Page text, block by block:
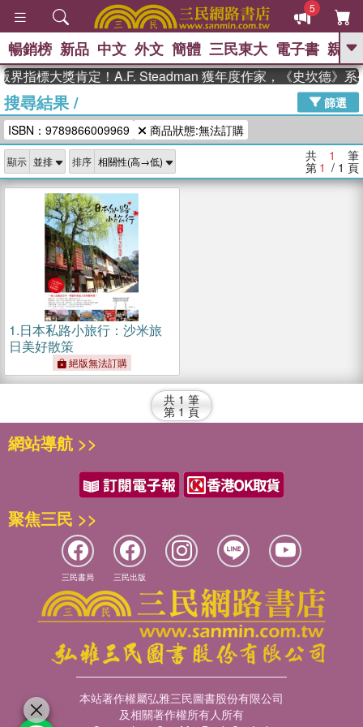
5
GO
高希均教授回憶錄
、 The Odyssey 、 父親節 、 如果歷
史是一群喵 、 暑期推薦
獎 臺灣漫遊錄 、 方念華 、 台灣的李
登輝時代
數學女孩：黎曼猜想 、
偉大的迷走神經
暢銷榜 新品 中文 外文 簡體 三民東大 電子書 親子
界指標大獎肯定！A.F. Steadman 獲年度作家，《史坎德》系
搜尋結果/
篩選
ISBN：9789866009969
商品狀態:無法訂購
顯示 排序 共 1 筆
第 1 / 1 頁
1.日本私路小旅行：沙米旅
日美好散策
絕版無法訂購
共 1 筆
第 1 頁
網站導航 >>
聚焦三民 >>
三民書局 三民出版
本站著作權屬弘雅三民圖書股份有限公司
及相關著作權所有人所有